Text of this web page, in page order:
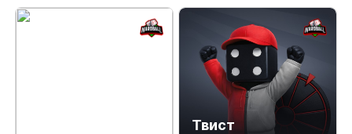
Твист